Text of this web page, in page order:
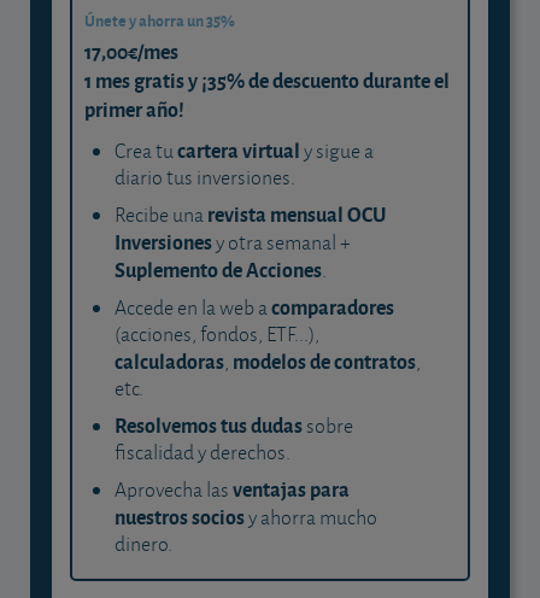
Únete y ahorra un 35%
17,00€/mes
1 mes gratis y ¡35% de descuento durante el
primer año!
Crea tucartera virtualy sigue a
diario tus inversiones.
Recibe unarevista mensual OCU
Inversionesy otra semanal +
Suplemento de Acciones.
Accede en la web acomparadores
(acciones, fondos, ETF...),
calculadoras, modelos de contratos,
etc.
Resolvemos tus dudassobre
fiscalidad y derechos.
Aprovecha lasventajas para
nuestros sociosy ahorra mucho
dinero.